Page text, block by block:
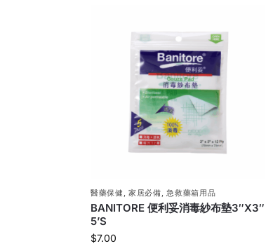
醫藥保健 ,家居必備 ,急救藥箱用品
BANITORE 便利妥消毒紗布墊3″X3″
5’S
$7.00